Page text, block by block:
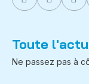
Toute
Ne passez pas à